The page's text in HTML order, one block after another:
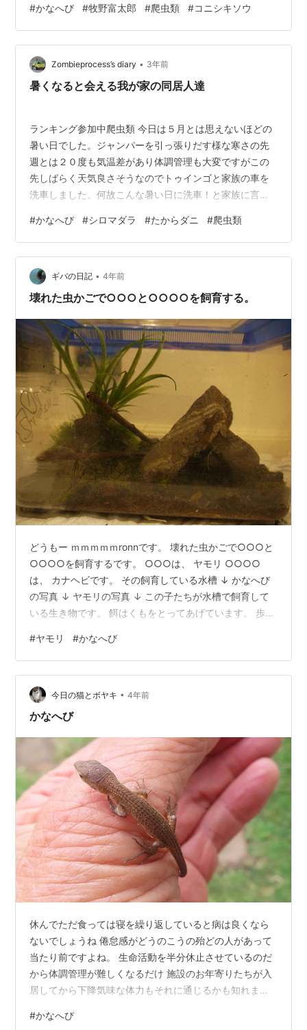
葉とゴムマット位です。見た目4ｃｍ位。頭・体・尾・足
のバランス具合が何とも。因みに葉に黒点があるのが”コ
ニシキ草”無いのが”ニシキ草”で命名は今NHKで放送され
ている牧野富太郎先生らしいです。雑草達とは長年付き
合っていますが初めて知りました。 カナヘビさん驚かし
#かなへび #牧野富太郎 #爬虫類 #コニシキソウ
Zombieprocess’s diary • 3年前
暑くなると会える我が家の同居人達
ランキング参加中爬虫類 今日は５月とは思えないほどの
暑い日でした。ジャンパーを引っ張りだす様な寒さの先
週とは２０度も気温差があり体調管理も大変ですがこの
先しばらく天気良さそうなのでトゥインゴと家族の車を
洗車しました。何故こんな暑い日に洗車！と家族に言わ
我が家の同居人達と今シーズン初めて合えるチャンスと
確信したからなのです。 まず、この子。全長12ｃｍ位な
ので今年生まれか一年越冬した子でしょうか。小さいの
で柄とか特徴のある鱗の突起列とか分かりにくいです。
次に会ったのがこの子。足元にいるのはやはりこの時期
#かなへび #シロマダラ #たからダニ #爬虫類
ギバの日記 • 4年前
壊れた虫かごで○○○と○○○○を飼育する。
どうもー ｍｍｍｍｍronnです。 壊れた虫かごで○○○と
○○○○を飼育するです。 ○○○は、 ヤモリ ○○○○
は、 カナヘビです。 その飼育している水槽 ↓ かなへび
の写真 ↓ ヤモリの写真 ↓ この子たちが水槽で飼育して
いる生き物です。 餌はくもをとってあげています。 歩く
と思います。 これでこの会は終わりです。 次は、11月10
日です。
#ヤモリ #かなへび
今日の猫とボヤキ • 4年前
かなへび
休んでただ食っては寝を繰り返していると病は良くなら
ないでしょうね 倦怠感がどうのこうの殆どの人があって
当たり前ですよね。 生命活動を半分休止させているのだ
から体調管理が難しくなるだけ 施設のお年寄りたちが入
居してから下降気味な体力もそれに通じるかも知れませ
微熱が出ます。 そのまま寝てしまうとその微熱が少し上
#かなへび